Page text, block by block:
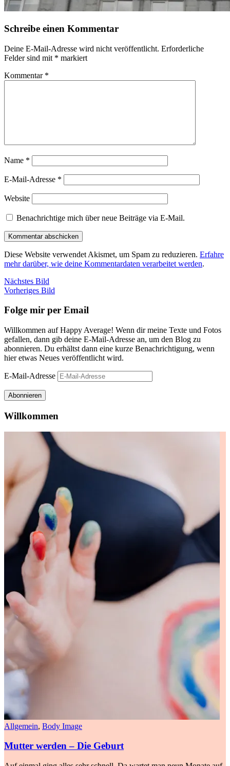
Schreibe einen Kommentar
Deine E-Mail-Adresse wird nicht veröffentlicht. Erforderliche
Felder sind mit * markiert
Kommentar *
Name *
E-Mail-Adresse *
Website
Benachrichtige mich über neue Beiträge via E-Mail.
Diese Website verwendet Akismet, um Spam zu reduzieren. Erfahre
mehr darüber, wie deine Kommentardaten verarbeitet werden.
Nächstes Bild
Vorheriges Bild
Folge mir per Email
Willkommen auf Happy Average! Wenn dir meine Texte und Fotos
gefallen, dann gib deine E-Mail-Adresse an, um den Blog zu
abonnieren. Du erhältst dann eine kurze Benachrichtigung, wenn
hier etwas Neues veröffentlicht wird.
E-Mail-Adresse
Abonnieren
Willkommen
Allgemein, Body Image
Mutter werden – Die Geburt